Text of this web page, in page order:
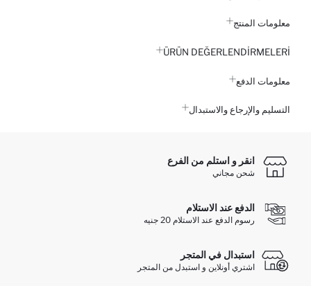
معلومات المنتج
ÜRÜN DEĞERLENDİRMELERİ
معلومات الدفع
التسليم والإرجاع والاستبدال
انقر و استلم من الفرع
شحن مجاني
الدفع عند الاستلام
رسوم الدفع عند الاستلام 20 جنيه
استبدال في المتجر
اشتري أونلاين و استبدل من المتجر